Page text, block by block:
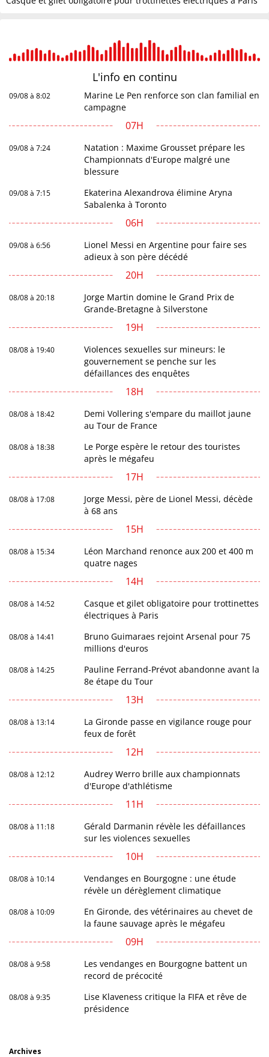
L'info en continu
09/08 à 8:02
Marine Le Pen renforce son clan familial en
campagne
07H
09/08 à 7:24
Natation : Maxime Grousset prépare les
Championnats d'Europe malgré une
blessure
09/08 à 7:15
Ekaterina Alexandrova élimine Aryna
Sabalenka à Toronto
06H
09/08 à 6:56
Lionel Messi en Argentine pour faire ses
adieux à son père décédé
20H
08/08 à 20:18
Jorge Martin domine le Grand Prix de
Grande-Bretagne à Silverstone
19H
08/08 à 19:40
Violences sexuelles sur mineurs: le
gouvernement se penche sur les
défaillances des enquêtes
18H
08/08 à 18:42
Demi Vollering s'empare du maillot jaune
au Tour de France
08/08 à 18:38
Le Porge espère le retour des touristes
après le mégafeu
17H
08/08 à 17:08
Jorge Messi, père de Lionel Messi, décède
à 68 ans
15H
08/08 à 15:34
Léon Marchand renonce aux 200 et 400 m
quatre nages
14H
08/08 à 14:52
Casque et gilet obligatoire pour trottinettes
électriques à Paris
08/08 à 14:41
Bruno Guimaraes rejoint Arsenal pour 75
millions d'euros
08/08 à 14:25
Pauline Ferrand-Prévot abandonne avant la
8e étape du Tour
13H
08/08 à 13:14
La Gironde passe en vigilance rouge pour
feux de forêt
12H
08/08 à 12:12
Audrey Werro brille aux championnats
d'Europe d'athlétisme
11H
08/08 à 11:18
Gérald Darmanin révèle les défaillances
sur les violences sexuelles
10H
08/08 à 10:14
Vendanges en Bourgogne : une étude
révèle un dérèglement climatique
08/08 à 10:09
En Gironde, des vétérinaires au chevet de
la faune sauvage après le mégafeu
09H
08/08 à 9:58
Les vendanges en Bourgogne battent un
record de précocité
08/08 à 9:35
Lise Klaveness critique la FIFA et rêve de
présidence
Archives